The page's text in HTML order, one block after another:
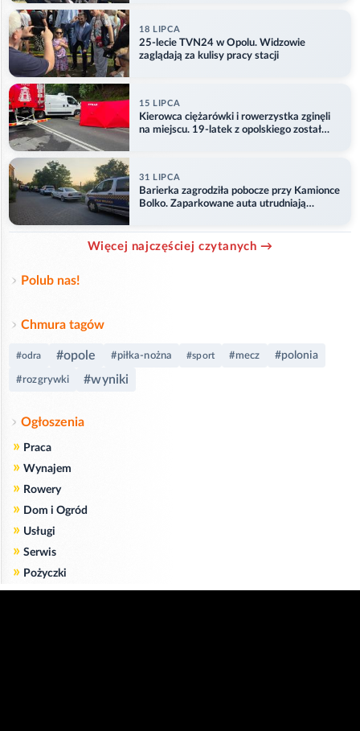
18 LIPCA
25-lecie TVN24 w Opolu. Widzowie
zaglądają za kulisy pracy stacji
15 LIPCA
Kierowca ciężarówki i rowerzystka zginęli
na miejscu. 19-latek z opolskiego został
31 LIPCA
Barierka zagrodziła pobocze przy Kamionce
Bolko. Zaparkowane auta utrudniają
Więcej najczęściej czytanych →
Polub nas!
Chmura tagów
#odra #opole #piłka-nożna #sport #mecz #polonia
#rozgrywki #wyniki
Ogłoszenia
» Praca
» Wynajem
» Rowery
» Dom i Ogród
» Usługi
» Serwis
» Pożyczki